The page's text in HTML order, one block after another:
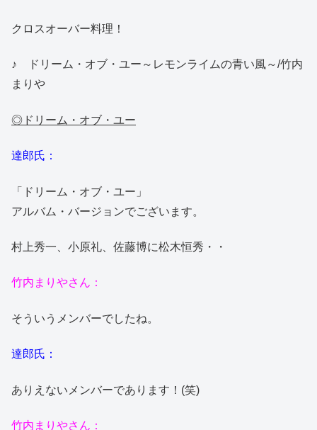
クロスオーバー料理！
♪ ドリーム・オブ・ユー～レモンライムの青い風～/竹内
まりや
◎ドリーム・オブ・ユー
達郎氏：
「ドリーム・オブ・ユー」
アルバム・バージョンでございます。
村上秀一、小原礼、佐藤博に松木恒秀・・
竹内まりやさん：
そういうメンバーでしたね。
達郎氏：
ありえないメンバーであります！(笑)
竹内まりやさん：